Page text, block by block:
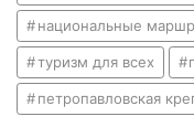
национальные
туризм для всех
петропавловская